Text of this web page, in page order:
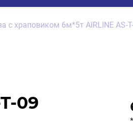
с храповиком 6м*5т AIRLINE AS-
09